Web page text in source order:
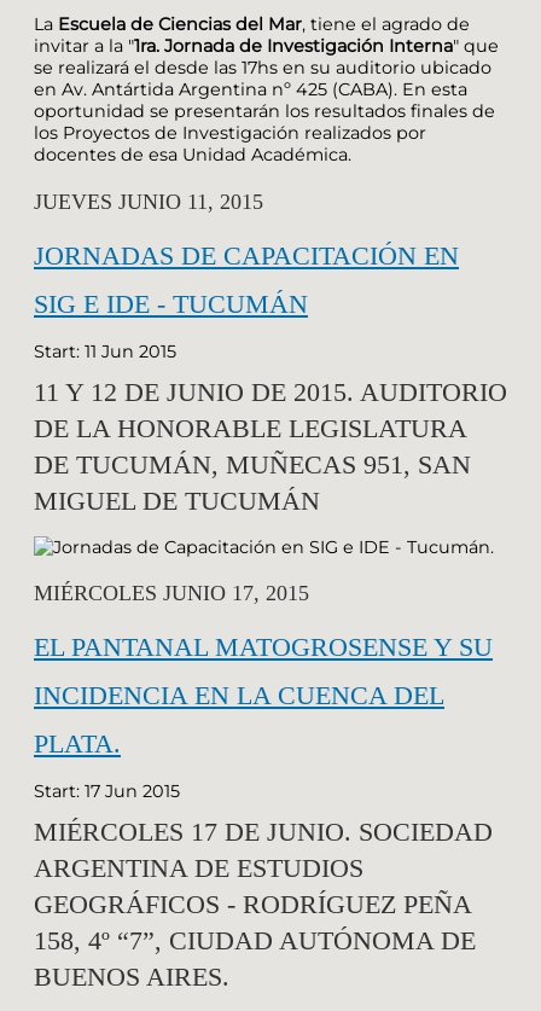
La Escuela de Ciencias del Mar, tiene el agrado de
invitar a la "1ra. Jornada de Investigación Interna" que
se realizará el desde las 17hs en su auditorio ubicado
en Av. Antártida Argentina nº 425 (CABA). En esta
oportunidad se presentarán los resultados finales de
los Proyectos de Investigación realizados por
docentes de esa Unidad Académica.
JUEVES JUNIO 11, 2015
JORNADAS DE CAPACITACIÓN EN
SIG E IDE - TUCUMÁN
Start: 11 Jun 2015
11 Y 12 DE JUNIO DE 2015. AUDITORIO
DE LA HONORABLE LEGISLATURA
DE TUCUMÁN, MUÑECAS 951, SAN
MIGUEL DE TUCUMÁN
MIÉRCOLES JUNIO 17, 2015
EL PANTANAL MATOGROSENSE Y SU
INCIDENCIA EN LA CUENCA DEL
PLATA.
Start: 17 Jun 2015
MIÉRCOLES 17 DE JUNIO. SOCIEDAD
ARGENTINA DE ESTUDIOS
GEOGRÁFICOS - RODRÍGUEZ PEÑA
158, 4º “7”, CIUDAD AUTÓNOMA DE
BUENOS AIRES.